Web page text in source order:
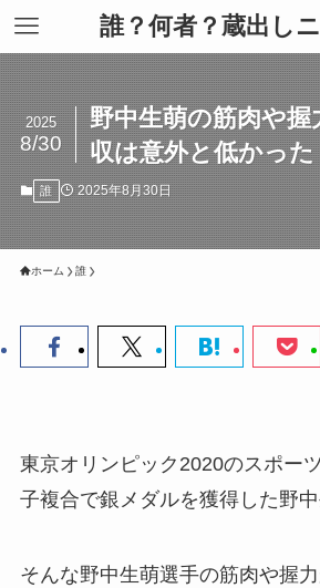
誰？何者？蔵出し
野中生萌の筋肉や握
収は意外と低かった
2025
8/30
誰 2025年8月30日
ホーム 誰
東京オリンピック2020のスポー
子複合で銀メダルを獲得した野中
そんな野中生萌選手の筋肉や握